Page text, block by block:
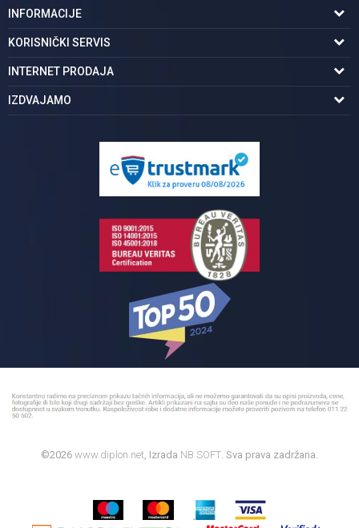
INFORMACIJE
O nama
Podaci o trgovcu
Karijera | postani deo tima
KORISNIČKI SERVIS
Uslovi korišćenja
Politika privatnosti
INTERNET PRODAJA
Kako kupiti
IZDVAJAMO
Pločice za kupatilo
©2026 www.diplon.net , Izrada NB SOFT . Sva prava zadržana.